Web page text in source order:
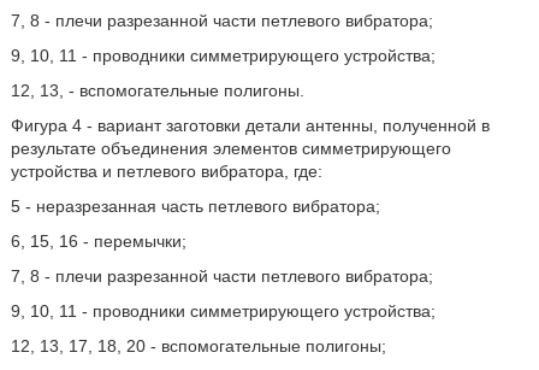
7, 8 - плечи разрезанной части петлевого вибратора;
9, 10, 11 - проводники симметрирующего устройства;
12, 13, - вспомогательные полигоны.
Фигура 4 - вариант заготовки детали антенны, полученной в
результате объединения элементов симметрирующего
устройства и петлевого вибратора, где:
5 - неразрезанная часть петлевого вибратора;
6, 15, 16 - перемычки;
7, 8 - плечи разрезанной части петлевого вибратора;
9, 10, 11 - проводники симметрирующего устройства;
12, 13, 17, 18, 20 - вспомогательные полигоны;